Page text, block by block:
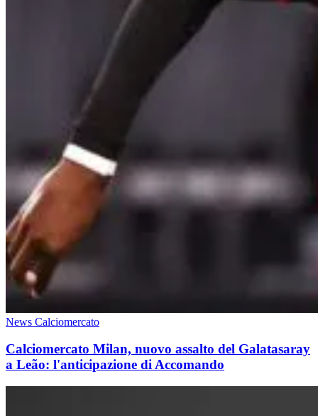
News Calciomercato
Calciomercato Milan, nuovo assalto del Galatasaray
a Leão: l'anticipazione di Accomando